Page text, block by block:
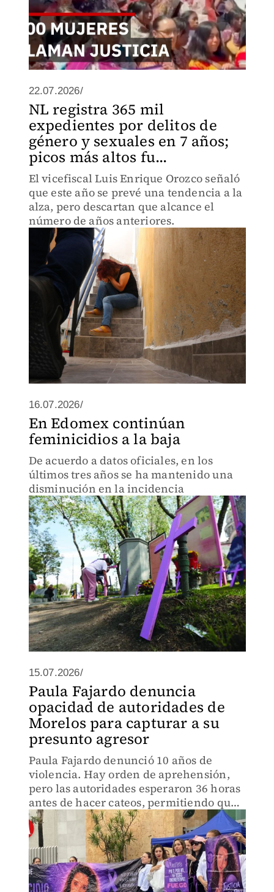
22.07.2026/
NL registra 365 mil
expedientes por delitos de
género y sexuales en 7 años;
picos más altos fu...
El vicefiscal Luis Enrique Orozco señaló
que este año se prevé una tendencia a la
alza, pero descartan que alcance el
número de años anteriores.
16.07.2026/
En Edomex continúan
feminicidios a la baja
De acuerdo a datos oficiales, en los
últimos tres años se ha mantenido una
disminución en la incidencia
15.07.2026/
Paula Fajardo denuncia
opacidad de autoridades de
Morelos para capturar a su
presunto agresor
Paula Fajardo denunció 10 años de
violencia. Hay orden de aprehensión,
pero las autoridades esperaron 36 horas
antes de hacer cateos, permitiendo que
el agresor escapara. Medidas
precautorias insuficientes dejan a la
víctima sin protección real